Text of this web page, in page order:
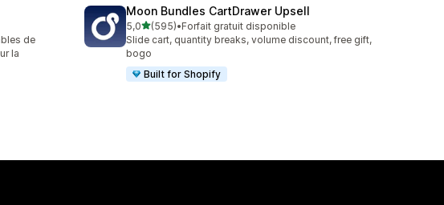
de
la
Moon Bundles CartDrawer Upsell
5,0étoile(s) sur 5
(595)
595 avis au total
•Forfait gratuit disponible
Slide cart, quantity breaks, volume discount, free gift,
bogo
Built for Shopify